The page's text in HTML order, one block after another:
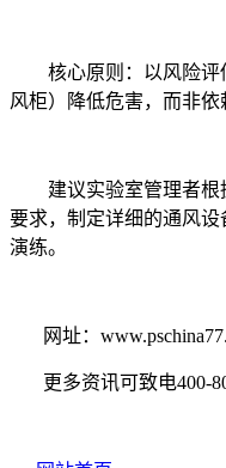
核心原则：以风险评
风柜）降低危害，而非依
建议实验室管理者根
要求，制定详细的通风
演练。
网址：
更多资讯可致电400-